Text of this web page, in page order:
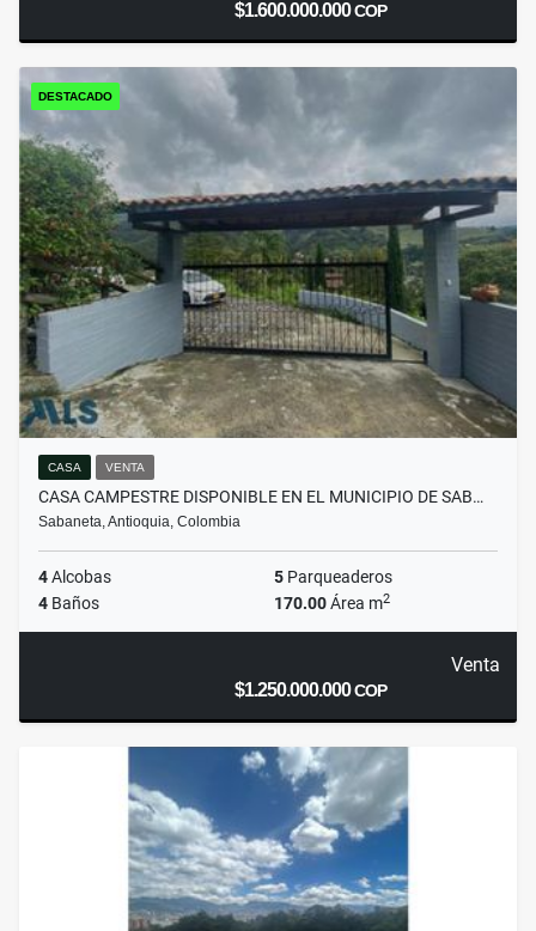
$1.600.000.000COP
DESTACADO
CASA VENTA
CASA CAMPESTRE DISPONIBLE EN EL MUNICIPIO DE SAB…
Sabaneta, Antioquia, Colombia
4Alcobas 5 Parqueaderos
4 Baños 170.00Área m2
Venta
$1.250.000.000COP